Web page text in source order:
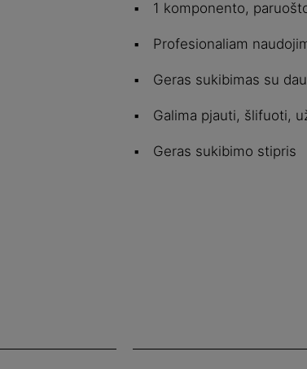
1 komponento,
Profesionaliam
Geras sukibimas su
Galima pjauti, šlifuoti,
Geras sukibimo stipris